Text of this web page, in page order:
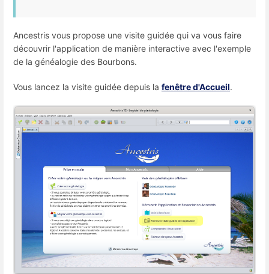
Ancestris vous propose une visite guidée qui va vous faire
découvrir l'application de manière interactive avec l'exemple
de la généalogie des Bourbons.
Vous lancez la visite guidée depuis la fenêtre d'Accueil.